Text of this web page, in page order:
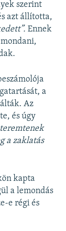
szerint
azt állította,
Ennek
a
Az
és úgy
teremtenek
a zaklatás
kapta
a lemondás
e régi és